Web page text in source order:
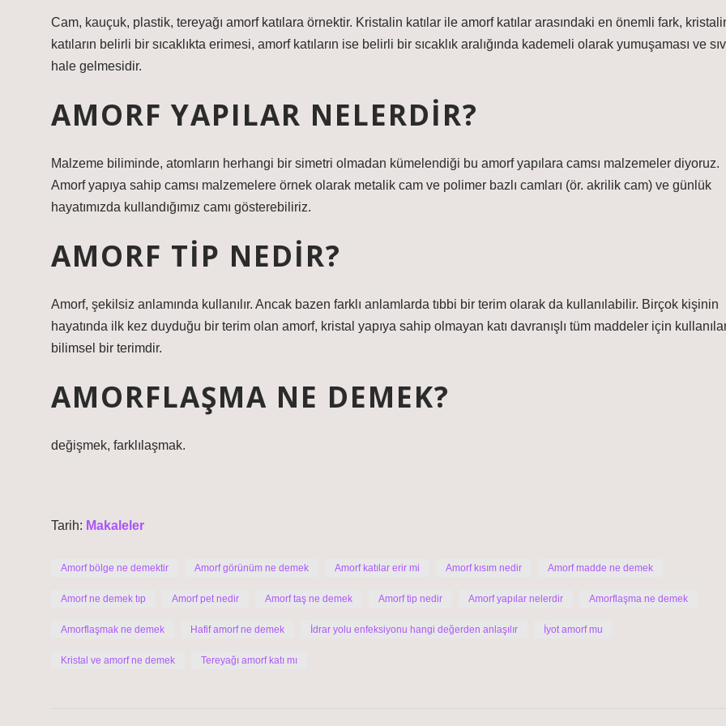
Cam, kauçuk, plastik, tereyağı amorf katılara örnektir. Kristalin katılar ile amorf katılar arasındaki en önemli fark,
katıların belirli bir sıcaklıkta erimesi, amorf katıların ise belirli bir sıcaklık aralığında kademeli olarak yumuşaması ve
hale gelmesidir.
AMORF YAPILAR NELERDIR?
Malzeme biliminde, atomların herhangi bir simetri olmadan kümelendiği bu amorf yapılara camsı malzemeler diyoruz.
Amorf yapıya sahip camsı malzemelere örnek olarak metalik cam ve polimer bazlı camları (ör. akrilik cam) ve günlük
hayatımızda kullandığımız camı gösterebiliriz.
AMORF TIP NEDIR?
Amorf, şekilsiz anlamında kullanılır. Ancak bazen farklı anlamlarda tıbbi bir terim olarak da kullanılabilir. Birçok kişinin
hayatında ilk kez duyduğu bir terim olan amorf, kristal yapıya sahip olmayan katı davranışlı tüm maddeler için
bilimsel bir terimdir.
AMORFLAŞMA NE DEMEK?
değişmek, farklılaşmak.
Tarih: Makaleler
Amorf bölge ne demektir Amorf görünüm ne demek Amorf katılar erir mi Amorf kısım nedir Amorf madde ne demek
Amorf ne demek tıp Amorf pet nedir Amorf taş ne demek Amorf tip nedir Amorf yapılar nelerdir Amorflaşma ne demek
Amorflaşmak ne demek Hafif amorf ne demek İdrar yolu enfeksiyonu hangi değerden anlaşılır İyot amorf mu
Kristal ve amorf ne demek Tereyağı amorf katı mı